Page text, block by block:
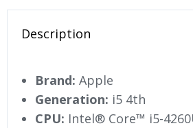
Description
Brand: Apple
Generation: i5 4th
CPU: Intel® Core™ i5-